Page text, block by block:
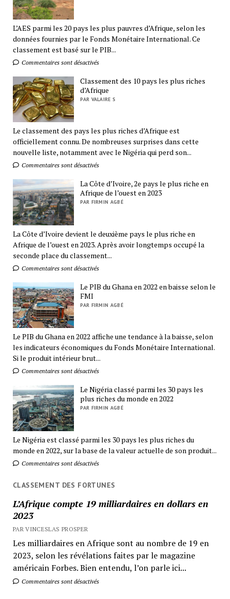
L’AES parmi les 20 pays les plus pauvres d’Afrique, selon les
données fournies par le Fonds Monétaire International. Ce
classement est basé sur le PIB...
Commentaires sont désactivés
Classement des 10 pays les plus riches
d’Afrique
PAR VALAIRE S
Le classement des pays les plus riches d’Afrique est
officiellement connu. De nombreuses surprises dans cette
nouvelle liste, notamment avec le Nigéria qui perd son...
Commentaires sont désactivés
La Côte d’Ivoire, 2e pays le plus riche en
Afrique de l’ouest en 2023
PAR FIRMIN AGBÉ
La Côte d’Ivoire devient le deuxième pays le plus riche en
Afrique de l’ouest en 2023. Après avoir longtemps occupé la
seconde place du classement...
Commentaires sont désactivés
Le PIB du Ghana en 2022 en baisse selon le
FMI
PAR FIRMIN AGBÉ
Le PIB du Ghana en 2022 affiche une tendance à la baisse, selon
les indicateurs économiques du Fonds Monétaire International.
Si le produit intérieur brut...
Commentaires sont désactivés
Le Nigéria classé parmi les 30 pays les
plus riches du monde en 2022
PAR FIRMIN AGBÉ
Le Nigéria est classé parmi les 30 pays les plus riches du
monde en 2022, sur la base de la valeur actuelle de son produit...
Commentaires sont désactivés
CLASSEMENT DES FORTUNES
L’Afrique compte 19 milliardaires en dollars en
2023
PAR VINCESLAS PROSPER
Les milliardaires en Afrique sont au nombre de 19 en
2023, selon les révélations faites par le magazine
américain Forbes. Bien entendu, l’on parle ici...
Commentaires sont désactivés